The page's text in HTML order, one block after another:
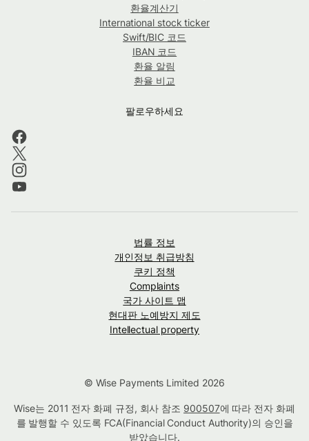
환율계산기
International stock ticker
Swift/BIC 코드
IBAN 코드
환율 알림
환율 비교
팔로우하세요
법률 정보
개인정보 취급방침
쿠키 정책
Complaints
국가 사이트 맵
현대판 노예방지 제도
Intellectual property
© Wise Payments Limited 2026
Wise는 2011 전자 화폐 규정, 회사 참조 900507에 따라 전자 화폐
를 발행할 수 있도록 FCA(Financial Conduct Authority)의 승인을
받았습니다.